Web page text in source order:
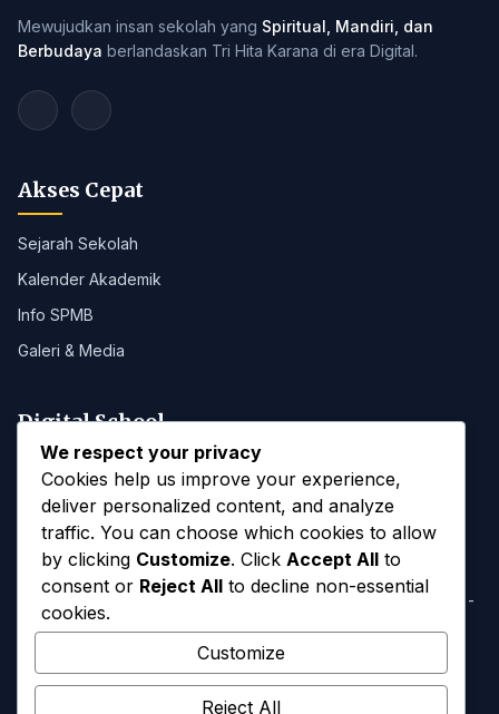
Mewujudkan insan sekolah yang Spiritual, Mandiri, dan
Berbudaya berlandaskan Tri Hita Karana di era Digital.
Akses Cepat
Sejarah Sekolah
Kalender Akademik
Info SPMB
Galeri & Media
Digital School
Portal SMANAB
Kontak
Jl. Majapahit, Blahkiuh, Kec. Abiansemal, Kab. Badung, Bali -
80352
abiansemalsmansa@gmail.com
We respect your privacy
Cookies help us improve your experience,
deliver personalized content, and analyze
traffic. You can choose which cookies to allow
by clicking Customize. Click Accept All to
consent or Reject All to decline non-essential
cookies.
Customize
Reject All